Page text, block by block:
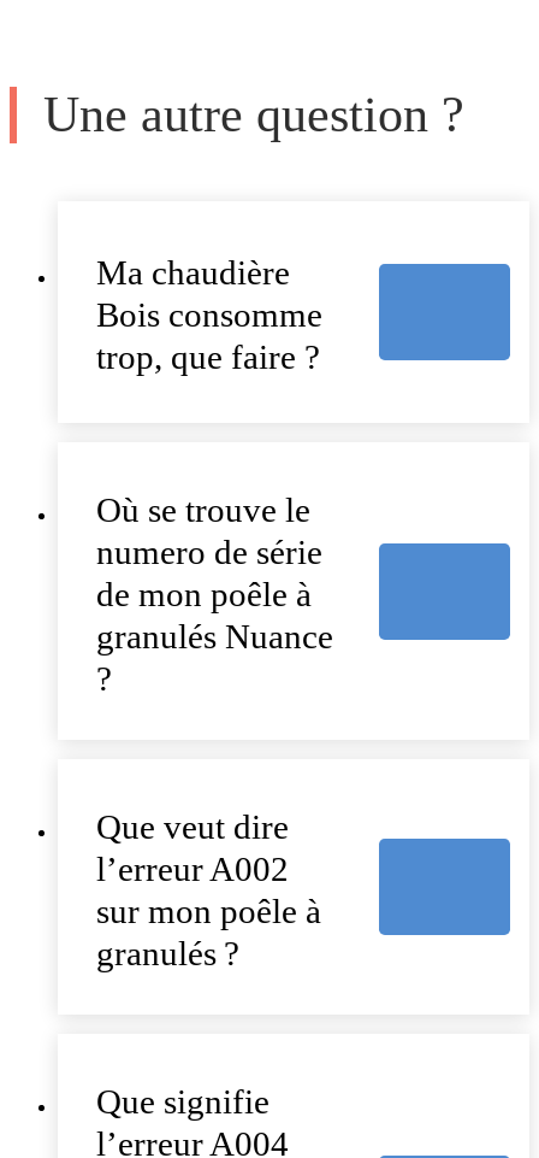
Une autre question ?
Ma chaudière
Bois consomme
trop, que faire ?
Où se trouve le
numero de série
de mon poêle à
granulés Nuance
?
Que veut dire
l’erreur A002
sur mon poêle à
granulés ?
Que signifie
l’erreur A004